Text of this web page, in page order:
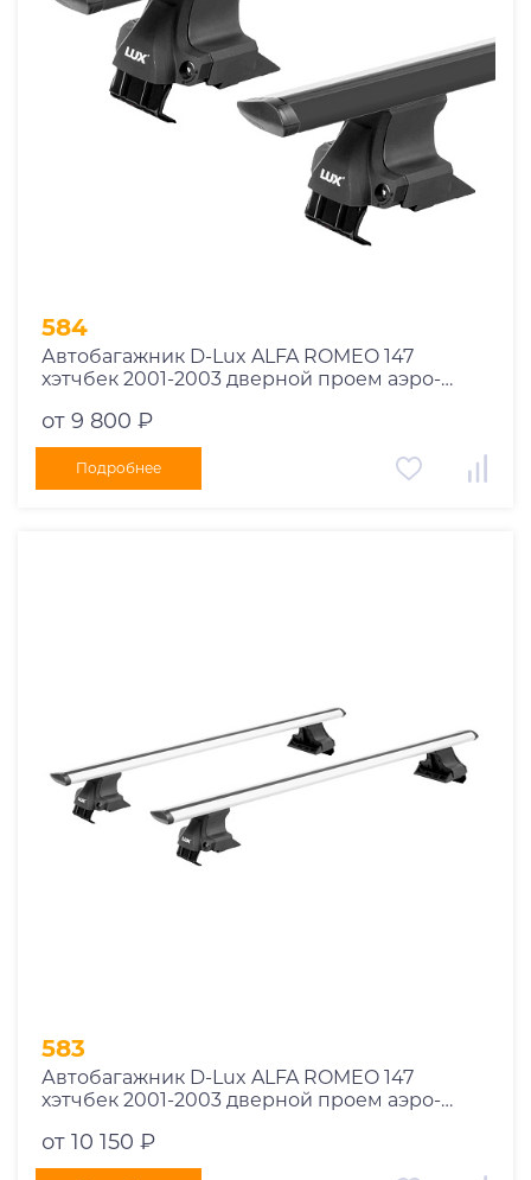
584
Автобагажник D-Lux ALFA ROMEO 147
хэтчбек 2001-2003 дверной проем аэро-
от 9 800 ₽
Подробнее
583
Автобагажник D-Lux ALFA ROMEO 147
хэтчбек 2001-2003 дверной проем аэро-
от 10 150 ₽